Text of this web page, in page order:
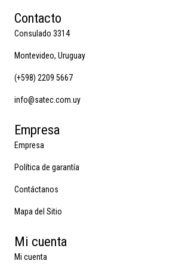
Contacto
Consulado 3314
Montevideo, Uruguay
(+598) 2209 5667
info@satec.com.uy
Empresa
Empresa
Política de garantía
Contáctanos
Mapa del Sitio
Mi cuenta
Mi cuenta